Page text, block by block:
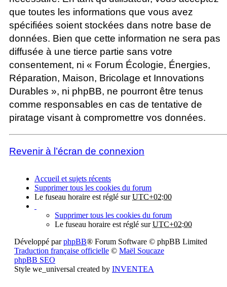
que toutes les informations que vous avez
spécifiées soient stockées dans notre base de
données. Bien que cette information ne sera pas
diffusée à une tierce partie sans votre
consentement, ni « Forum Écologie, Énergies,
Réparation, Maison, Bricolage et Innovations
Durables », ni phpBB, ne pourront être tenus
comme responsables en cas de tentative de
piratage visant à compromettre vos données.
Revenir à l’écran de connexion
Accueil et sujets récents
Supprimer tous les cookies du forum
Le fuseau horaire est réglé surUTC+02:00
Supprimer tous les cookies du forum
Le fuseau horaire est réglé surUTC+02:00
Développé parphpBB® Forum Software © phpBB Limited
Traduction française officielle © Maël Soucaze
phpBB SEO
Style we_universal created by INVENTEA